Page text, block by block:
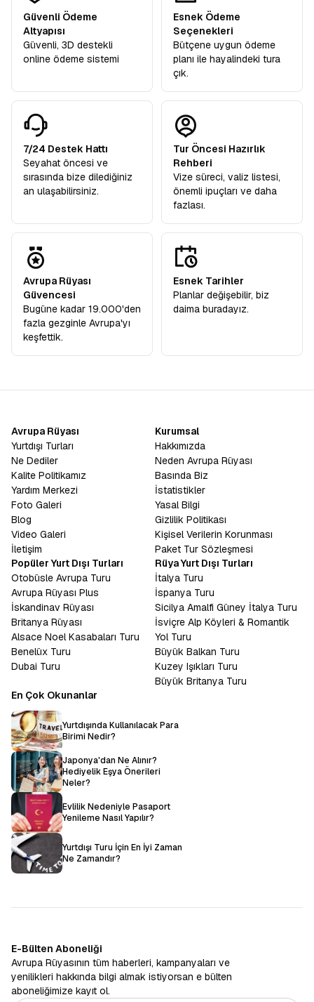
Güvenli Ödeme
Altyapısı
Güvenli, 3D destekli
online ödeme sistemi
Esnek Ödeme
Seçenekleri
Bütçene uygun ödeme
planı ile hayalindeki tura
çık.
7/24 Destek Hattı
Seyahat öncesi ve
sırasında bize dilediğiniz
an ulaşabilirsiniz.
Tur Öncesi Hazırlık
Rehberi
Vize süreci, valiz listesi,
önemli ipuçları ve daha
fazlası.
Avrupa Rüyası
Güvencesi
Bugüne kadar 19.000'den
fazla gezginle Avrupa'yı
keşfettik.
Esnek Tarihler
Planlar değişebilir, biz
daima buradayız.
Avrupa Rüyası
Yurtdışı Turları
Ne Dediler
Kalite Politikamız
Yardım Merkezi
Foto Galeri
Blog
Video Galeri
İletişim
Kurumsal
Hakkımızda
Neden Avrupa Rüyası
Basında Biz
İstatistikler
Yasal Bilgi
Gizlilik Politikası
Kişisel Verilerin Korunması
Paket Tur Sözleşmesi
Popüler Yurt Dışı Turları
Otobüsle Avrupa Turu
Avrupa Rüyası Plus
İskandinav Rüyası
Britanya Rüyası
Alsace Noel Kasabaları Turu
Benelüx Turu
Dubai Turu
Rüya Yurt Dışı Turları
İtalya Turu
İspanya Turu
Sicilya Amalfi Güney İtalya Turu
İsviçre Alp Köyleri & Romantik
Yol Turu
Büyük Balkan Turu
Kuzey Işıkları Turu
Büyük Britanya Turu
En Çok Okunanlar
Yurtdışında Kullanılacak Para
Birimi Nedir?
Japonya'dan Ne Alınır?
Hediyelik Eşya Önerileri
Neler?
Evlilik Nedeniyle Pasaport
Yenileme Nasıl Yapılır?
Yurtdışı Turu İçin En İyi Zaman
Ne Zamandır?
E-Bülten Aboneliği
Avrupa Rüyasının tüm haberleri, kampanyaları ve
yenilikleri hakkında bilgi almak istiyorsan e bülten
aboneliğimize kayıt ol.